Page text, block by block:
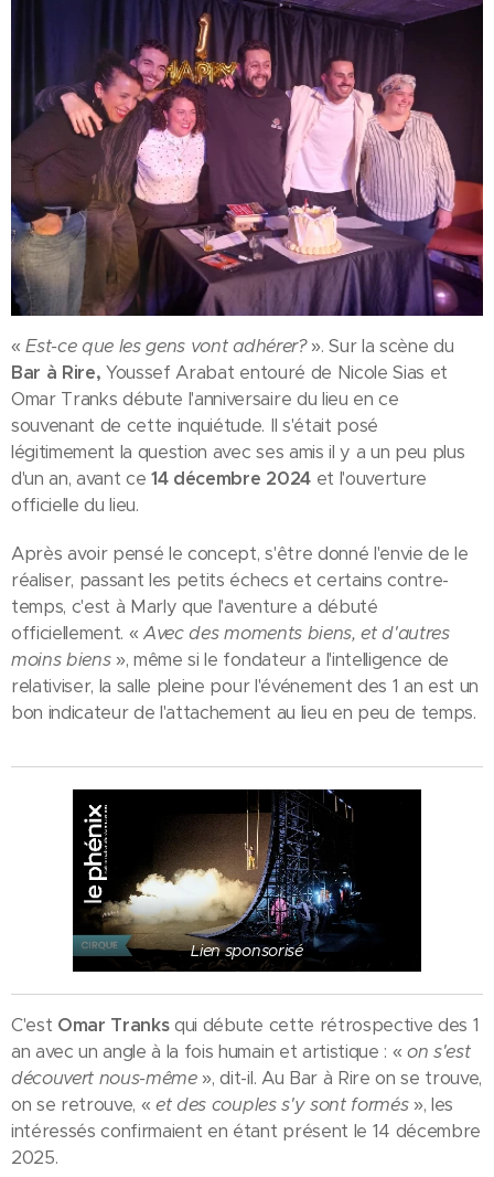
« Est-ce que les gens vont adhérer?». Sur la scène du
Bar à Rire, Youssef Arabat entouré de Nicole Sias et
Omar Tranks débute l'anniversaire du lieu en ce
souvenant de cette inquiétude. Il s'était posé
légitimement la question avec ses amis il y a un peu plus
d'un an, avant ce 14 décembre 2024et l'ouverture
officielle du lieu.
Après avoir pensé le concept, s'être donné l'envie de le
réaliser, passant les petits échecs et certains contre-
temps, c'est à Marly que l'aventure a débuté
officiellement. «Avec des moments biens, et d'autres
moins biens», même si le fondateur a l'intelligence de
relativiser, la salle pleine pour l'événement des 1 an est un
bon indicateur de l'attachement au lieu en peu de temps.
Lien sponsorisé
C'est Omar Tranksqui débute cette rétrospective des 1
an avec un angle à la fois humain et artistique : « on s'est
découvert nous-même», dit-il. Au Bar à Rire on se trouve,
on se retrouve, « et des couples s'y sont formés», les
intéressés confirmaient en étant présent le 14 décembre
2025.